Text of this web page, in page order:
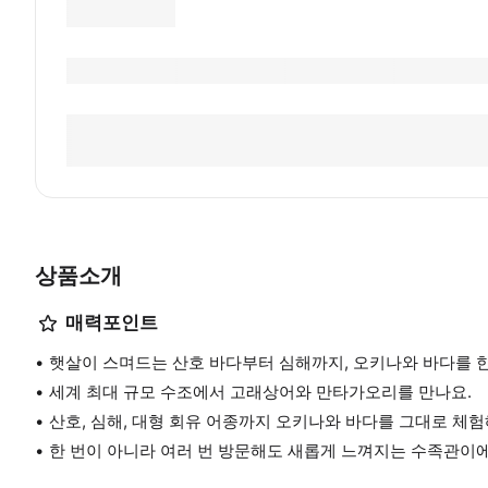
상품소개
매력포인트
햇살이 스며드는 산호 바다부터 심해까지, 오키나와 바다를
세계 최대 규모 수조에서 고래상어와 만타가오리를 만나요.
산호, 심해, 대형 회유 어종까지 오키나와 바다를 그대로 체험
한 번이 아니라 여러 번 방문해도 새롭게 느껴지는 수족관이